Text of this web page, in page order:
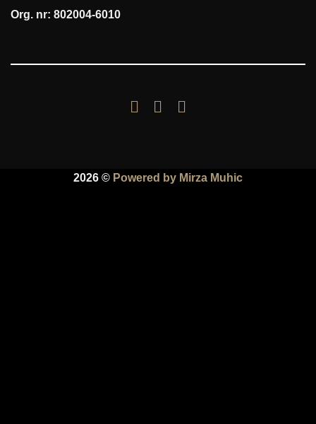
Org. nr: 802004-6010
2026 © Powered by Mirza Muhic